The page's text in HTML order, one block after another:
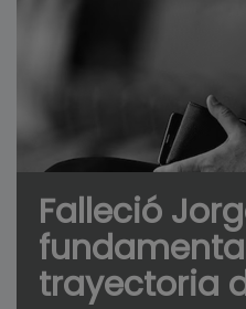
Falleció
trayectoria